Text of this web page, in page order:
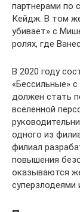
партнерами по
Кейдж. В том
убивает» с
ролях, где
В 2020 году
«Бессильные»
должен стать
вселенной
одного из
филиал
повышения
оказываются
суперзлодеями